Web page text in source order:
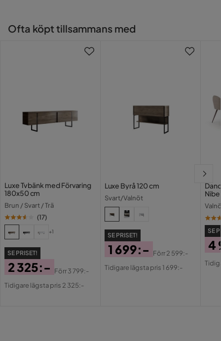
Montering krävs
Serie Luxe
Ofta köpt tillsammans med
Luxe Tv bänk med Förvaring
180x50 cm
Brun / Svart / Trä
(17)
+1
SE PRISET!
Pris
2 325:-
Original
Förr3 799:-
Tidigare lägsta pris 2 325:-
Luxe Byrå 120 cm
Svart/Valnöt
SE PRISET!
Pris
1 699:-
Original
Förr2 599:-
Tidigare lägsta pris 1 699:-
Dano
SE
4